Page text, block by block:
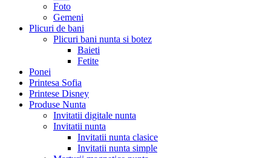
Foto
Gemeni
Plicuri de bani
Plicuri bani nunta si botez
Baieti
Fetite
Ponei
Printesa Sofia
Printese Disney
Produse Nunta
Invitatii digitale nunta
Invitatii nunta
Invitatii nunta clasice
Invitatii nunta simple